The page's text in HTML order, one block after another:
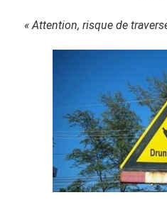
« Attention, risque de